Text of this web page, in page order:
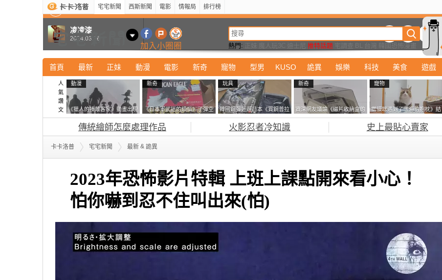
宅宅新聞 西斯新聞 電影 情報局 排行榜
加入小圈圈 熱門: 推特話題
首頁 最新 正妹 動漫 電影 新奇 寵物 型男 KUSO 詭異 娛樂 科技 美食 遊戲
人
氣
讚
文
動漫
《獵人的揍敵客家》動畫出現
的這個剪影是誰？你是不是忘
記還有這號人物了
新奇
《日本軍武迷的煩惱》子彈空
盒在日本超級貴 美國網友直
接一大箱寄給他了
玩具
韓國鋼彈迷遊日本《買鋼普拉
塞不進行李箱》網友們集思廣
益提供解方了……
新奇
資深網友議論《磁片收納盒的
鎖有什麼用》想偷的話整盒拿
寵物
當貓咪遇到了《海豹抱枕》結
果玩了10天後，海豹一整個走
鐘笑翻網友
傳統繪師怎麼處理作品 火影忍者冷知識 史上最貼心賣家
卡卡洛普 宅宅新聞 最新 & 詭異
2023年恐怖影片特輯 上班上課點開來看小心！
怕你嚇到忍不住叫出來(怕)
最新 新奇 正妹 寵物 型男 Kuso 科技 動漫
凌凌漆
2024.03.16